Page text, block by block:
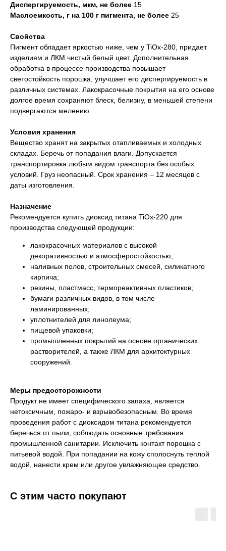
Диспергируемость, мкм, не более 15
Маслоемкость, г на 100 г пигмента, не более 25
Свойства
Пигмент обладает яркостью ниже, чем у TiOх-280, придает
изделиям и ЛКМ чистый белый цвет. Дополнительная
обработка в процессе производства повышает
светостойкость порошка, улучшает его диспергируемость в
различных системах. Лакокрасочные покрытия на его основе
долгое время сохраняют блеск, белизну, в меньшей степени
подвергаются мелению.
Условия хранения
Вещество хранят на закрытых отапливаемых и холодных
складах. Беречь от попадания влаги. Допускается
транспортировка любым видом транспорта без особых
условий. Груз неопасный. Срок хранения – 12 месяцев с
даты изготовления.
Назначение
Рекомендуется купить диоксид титана TiOх-220 для
производства следующей продукции:
лакокрасочных материалов с высокой
декоративностью и атмосферостойкостью;
наливных полов, строительных смесей, силикатного
кирпича;
резины, пластмасс, термореактивных пластиков;
бумаги различных видов, в том числе
ламинированных;
уплотнителей для линолеума;
пищевой упаковки;
промышленных покрытий на основе органических
растворителей, а также ЛКМ для архитектурных
сооружений.
Меры предосторожности
Продукт не имеет специфического запаха, является
нетоксичным, пожаро- и взрывобезопасным. Во время
проведения работ с диоксидом титана рекомендуется
беречься от пыли, соблюдать основные требования
промышленной санитарии. Исключить контакт порошка с
питьевой водой. При попадании на кожу сполоснуть теплой
водой, нанести крем или другое увлажняющее средство.
С этим часто покупают